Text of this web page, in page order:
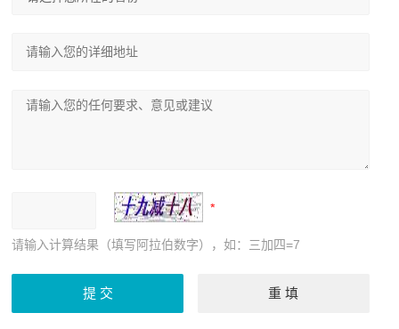
请输入计算结果（填写阿拉伯数字），如：三加四=7